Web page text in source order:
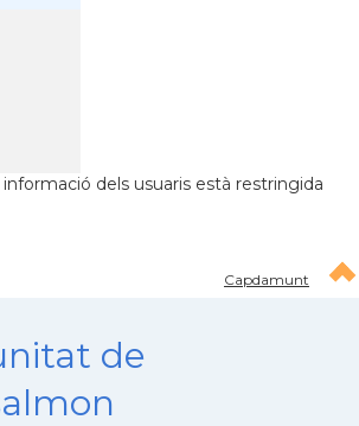
dels usuaris està restringida
Capdamunt
de